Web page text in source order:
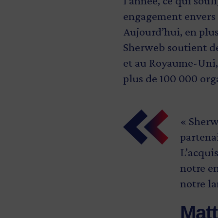
engagement envers
Aujourd’hui, en
Sherweb soutient
et au Royaume-
plus de 100 000
«
notre
notre
«
«
classe
nous
à la
« Nos
même.
permet
de
besoin